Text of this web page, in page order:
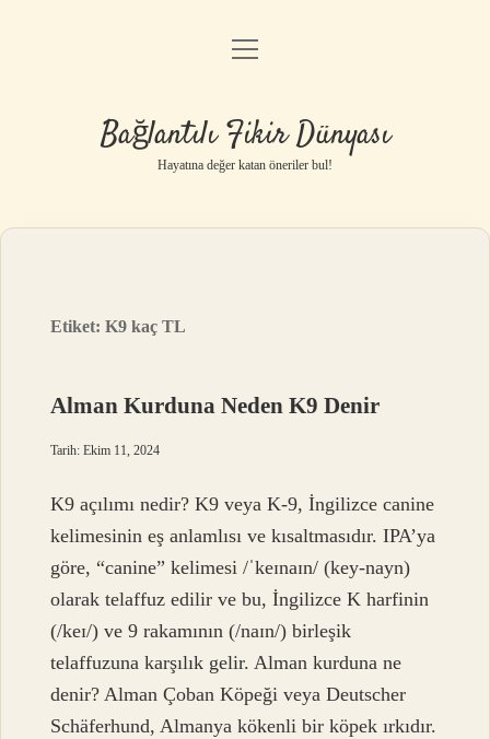
Anasayfa
Yasal Uyarı
menüyü
Bağlantılı Fikir Dünyası
Hayatına değer katan öneriler bul!
Etiket:K9 kaç TL
Alman Kurduna Neden K9 Denir
Tarih: Ekim 11, 2024
K9 açılımı nedir? K9 veya K-9, İngilizce canine
kelimesinin eş anlamlısı ve kısaltmasıdır. IPA’ya
göre, “canine” kelimesi /ˈkeɪnaɪn/ (key-nayn)
olarak telaffuz edilir ve bu, İngilizce K harfinin
(/keɪ/) ve 9 rakamının (/naɪn/) birleşik
telaffuzuna karşılık gelir. Alman kurduna ne
denir? Alman Çoban Köpeği veya Deutscher
Schäferhund, Almanya kökenli bir köpek ırkıdır.